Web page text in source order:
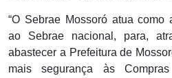
“O Sebrae Mossoró atua como
ao Sebrae nacional, para,
abastecer a Prefeitura de
mais segurança às